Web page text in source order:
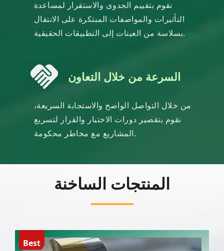
نقوم بتقييم الجدوى والاستقرار لمساعدة
التأثيرات والمواصفات المبتكرة على الانتقال
بسلاسة من العينات إلى التطبيقات الحقيقية.
السرعة من خلال التعاون
من خلال التواصل الواضح والاستجابة السريعة،
نقوم بتقصير دورات الاختبار والقرار لتسريع
المشاريع مع مخاطر محكومة.
المنتجات الساخنة
Best